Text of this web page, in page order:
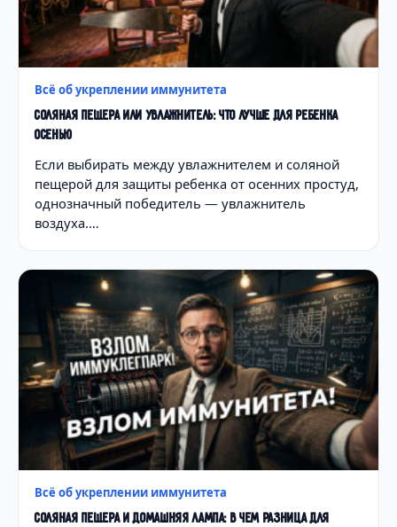
Всё об укреплении иммунитета
СОЛЯНАЯ ПЕЩЕРА ИЛИ УВЛАЖНИТЕЛЬ: ЧТО ЛУЧШЕ ДЛЯ РЕБЕНКА
ОСЕНЬЮ
Если выбирать между увлажнителем и соляной
пещерой для защиты ребенка от осенних простуд,
однозначный победитель — увлажнитель
воздуха.…
Всё об укреплении иммунитета
СОЛЯНАЯ ПЕЩЕРА И ДОМАШНЯЯ ЛАМПА: В ЧЕМ РАЗНИЦА ДЛЯ